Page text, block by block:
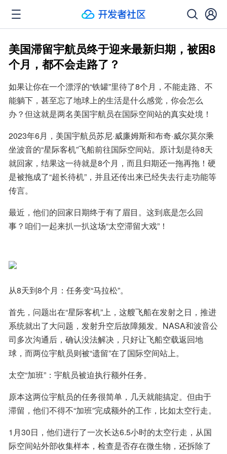
美国滞留宇航员终于迎来最新归期，被困8
个月，都不会走路了？
如果让你在一个漂浮的“铁罐”里待了8个月，不能走路、不
能躺下，甚至忘了地球上的生活是什么感觉，你会怎么
办？但这就是两名美国宇航员在国际空间站的真实处境！
2023年6月，美国宇航员苏尼·威廉姆斯和布奇·威尔莫尔乘
坐波音的“星际客机”飞船前往国际空间站。原计划是待8天
就回家，结果这一待就是8个月，而且归期还一拖再拖！硬
是被拖成了“超长待机”，并且还传出来已经失去行走功能等
传言。
最近，他们的回家日期终于有了眉目。这到底是怎么回
事？咱们一起来扒一扒这场“太空滞留大戏”！
从8天到8个月：任务变“马拉松”。
首先，问题出在“星际客机”上，这艘飞船在发射之日，推进
系统就出了大问题，发射升空后故障频发。NASA和波音公
司多次沟通后，确认没法解决，只好让飞船空载返回地
球，而两位宇航员则被“遗留”在了国际空间站上。
太空“加班”：宇航员被迫执行额外任务。
原本这两位宇航员的任务很简单，几天就能搞定。但由于
滞留，他们不得不“加班”完成额外的工作，比如太空行走。
1月30日，他们进行了一次长达6.5小时的太空行走，从国
际空间站外部收集样本，检查是否存在微生物，还拆除了